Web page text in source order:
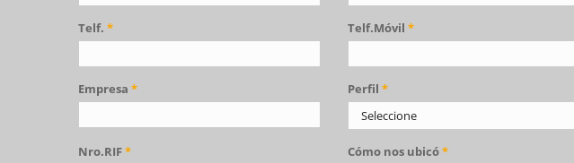
Telf. * Telf.Móvil *
Empresa * Perfil *
Nro.RIF* Cómo nos ubicó*